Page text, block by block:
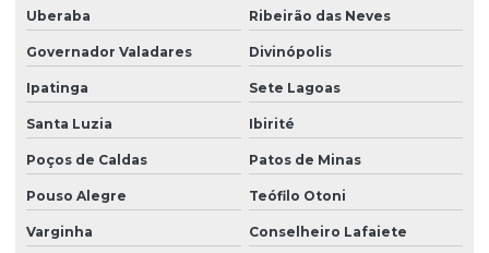
Uberaba Ribeirão das Neves
Governador Valadares Divinópolis
Ipatinga Sete Lagoas
Santa Luzia Ibirité
Poços de Caldas Patos de Minas
Pouso Alegre Teófilo Otoni
Varginha Conselheiro Lafaiete